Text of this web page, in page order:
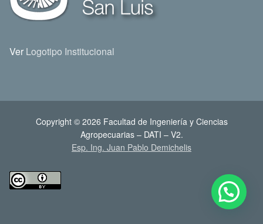
Ver Logotipo Institucional
Copyright © 2026 Facultad de Ingeniería y Ciencias
Agropecuarias – DATI – V2.
Esp. Ing. Juan Pablo Demichelis